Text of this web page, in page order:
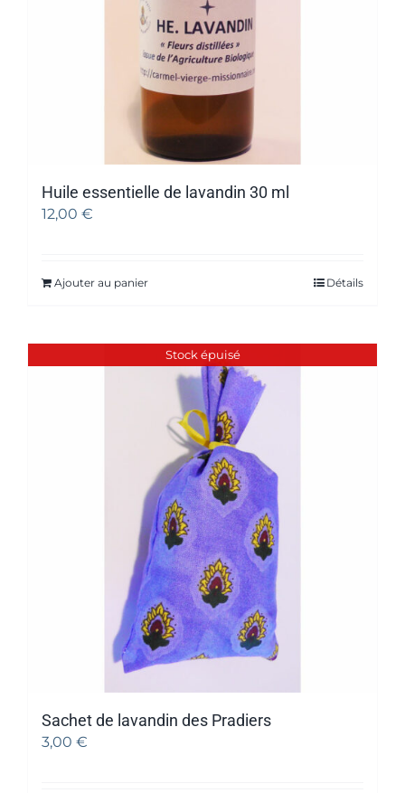
Huile essentielle de lavandin 30 ml
12,00 €
Ajouter au panier Détails
Stock épuisé
Sachet de lavandin des Pradiers
3,00 €